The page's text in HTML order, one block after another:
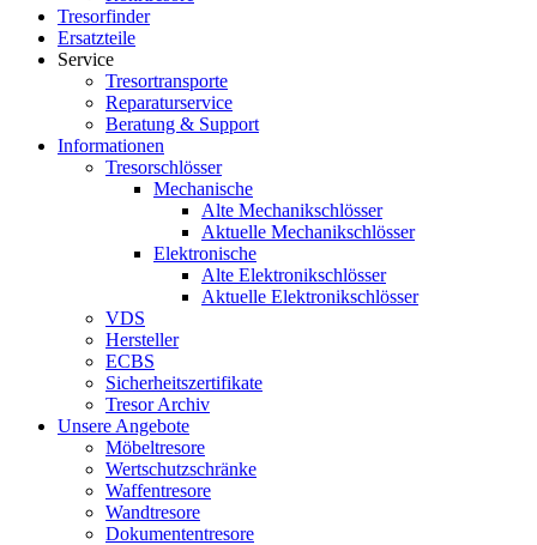
Tresorfinder
Ersatzteile
Service
Tresortransporte
Reparaturservice
Beratung & Support
Informationen
Tresorschlösser
Mechanische
Alte Mechanikschlösser
Aktuelle Mechanikschlösser
Elektronische
Alte Elektronikschlösser
Aktuelle Elektronikschlösser
VDS
Hersteller
ECBS
Sicherheitszertifikate
Tresor Archiv
Unsere Angebote
Möbeltresore
Wertschutzschränke
Waffentresore
Wandtresore
Dokumententresore